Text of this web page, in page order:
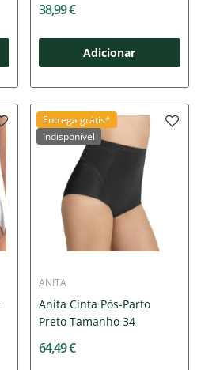
38,99 €
Adicionar
Entrega grátis*
Indisponível
ANITA
Anita Cinta Pós-Parto
Preto Tamanho 34
64,49 €